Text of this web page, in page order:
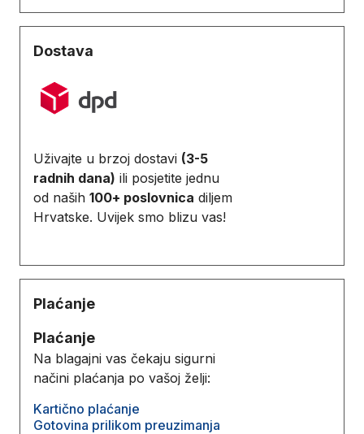
Dostava
Uživajte u brzoj dostavi (3-5
radnih dana) ili posjetite jednu
od naših 100+ poslovnica diljem
Hrvatske. Uvijek smo blizu vas!
Plaćanje
Plaćanje
Na blagajni vas čekaju sigurni
načini plaćanja po vašoj želji:
Kartično plaćanje
Gotovina prilikom preuzimanja